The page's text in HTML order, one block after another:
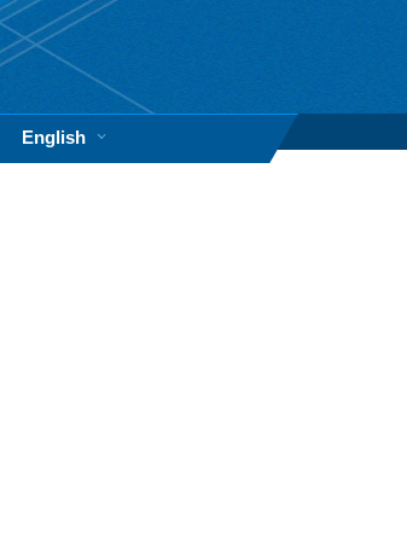
English